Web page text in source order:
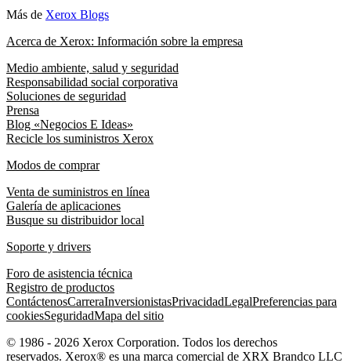
Más de Xerox Blogs
Acerca de Xerox: Información sobre la empresa
Medio ambiente, salud y seguridad
Responsabilidad social corporativa
Soluciones de seguridad
Prensa
Blog «Negocios E Ideas»
Recicle los suministros Xerox
Modos de comprar
Venta de suministros en línea
Galería de aplicaciones
Busque su distribuidor local
Soporte y drivers
Foro de asistencia técnica
Registro de productos
ContáctenosCarreraInversionistasPrivacidadLegalPreferencias para
cookiesSeguridadMapa del sitio
© 1986 - 2026 Xerox Corporation. Todos los derechos
reservados. Xerox® es una marca comercial de XRX Brandco LLC